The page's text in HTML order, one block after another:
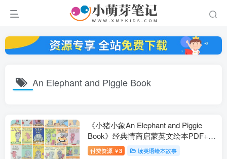
An Elephant and Piggie Book
《小猪小象An Elephant and Piggie
Book》经典情商启蒙英文绘本PDF+音
频+视频+拓展，百度云网盘下载！
付费资源 ￥3 读英语绘本故事